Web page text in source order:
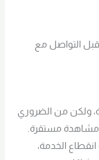
التواصل مع
ولكن من الضروري
مشاهدة مستقرة.
انقطاع الخدمة،